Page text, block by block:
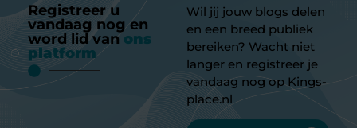
Registreer u
vandaag nog en
word lid van ons
platform
Wil jij jouw blogs delen
en een breed publiek
bereiken? Wacht niet
langer en registreer je
vandaag nog op Kings-
place.nl